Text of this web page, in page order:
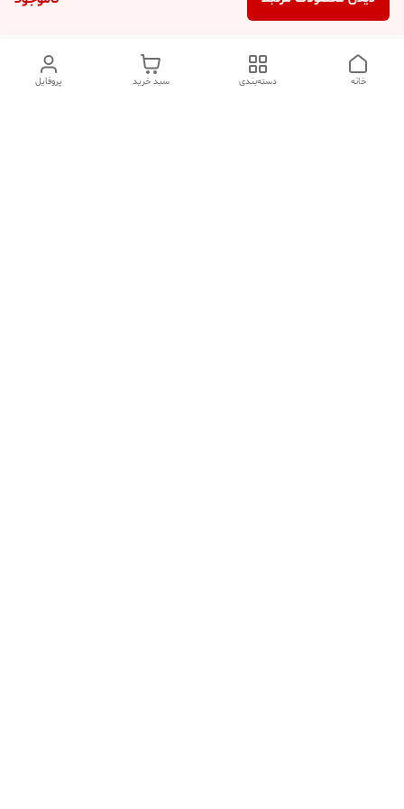
پروفایل سبد خرید دسته‌بندی خانه